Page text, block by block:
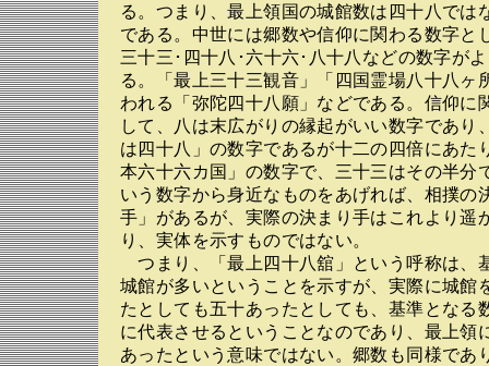
る。つまり、最上領国の城館数は四十八では
である。中世には郷数や信仰に関わる数字と
三十三･四十八･六十六･八十八などの数字が
る。「最上三十三観音」「四国霊場八十八ヶ
われる「弥陀四十八願」などである。信仰に
して、八は末広がりの縁起がいい数字であり
は四十八」の数字であるが十二の四倍にあた
本六十六カ国」の数字で、三十三はその半分
いう数字から身近なものをあげれば、相撲の
手」があるが、実際の決まり手はこれより遥
り、実体を示すものではない。
つまり、「最上四十八舘」という呼称は、
城館が多いということを示すが、実際に城館
たとしても五十あったとしても、基準となる
に代表させるということなのであり、最上領
あったという意味ではない。郷数も同様であ